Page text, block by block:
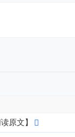
原文】